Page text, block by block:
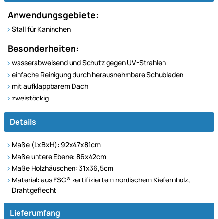
Anwendungsgebiete:
Stall für Kaninchen
Besonderheiten:
wasserabweisend und Schutz gegen UV-Strahlen
einfache Reinigung durch herausnehmbare Schubladen
mit aufklappbarem Dach
zweistöckig
Details
Maße (LxBxH): 92x47x81cm
Maße untere Ebene: 86x42cm
Maße Holzhäuschen: 31x36,5cm
Material: aus FSC® zertifiziertem nordischem Kiefernholz,
Drahtgeflecht
Lieferumfang